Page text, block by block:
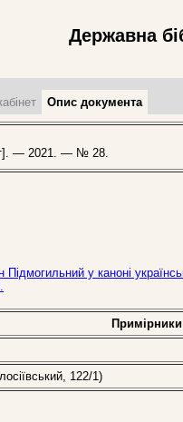
Державна
Опис документа
— 2021. — № 28.
у каноні
Примірники
122/1)